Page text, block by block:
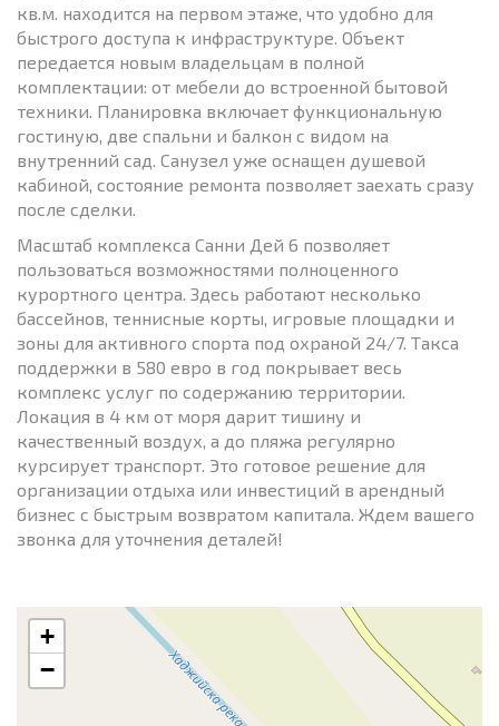
кв.м. находится на первом этаже, что удобно для
быстрого доступа к инфраструктуре. Объект
передается новым владельцам в полной
комплектации: от мебели до встроенной бытовой
техники. Планировка включает функциональную
гостиную, две спальни и балкон с видом на
внутренний сад. Санузел уже оснащен душевой
кабиной, состояние ремонта позволяет заехать сразу
после сделки.
Масштаб комплекса Санни Дей 6 позволяет
пользоваться возможностями полноценного
курортного центра. Здесь работают несколько
бассейнов, теннисные корты, игровые площадки и
зоны для активного спорта под охраной 24/7. Такса
поддержки в 580 евро в год покрывает весь
комплекс услуг по содержанию территории.
Локация в 4 км от моря дарит тишину и
качественный воздух, а до пляжа регулярно
курсирует транспорт. Это готовое решение для
организации отдыха или инвестиций в арендный
бизнес с быстрым возвратом капитала. Ждем вашего
звонка для уточнения деталей!
+
−